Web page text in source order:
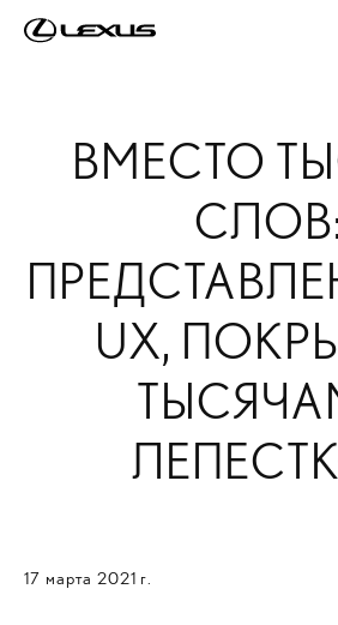
ВМЕСТО
СЛОВ:
UX,
17 марта 2021 г.